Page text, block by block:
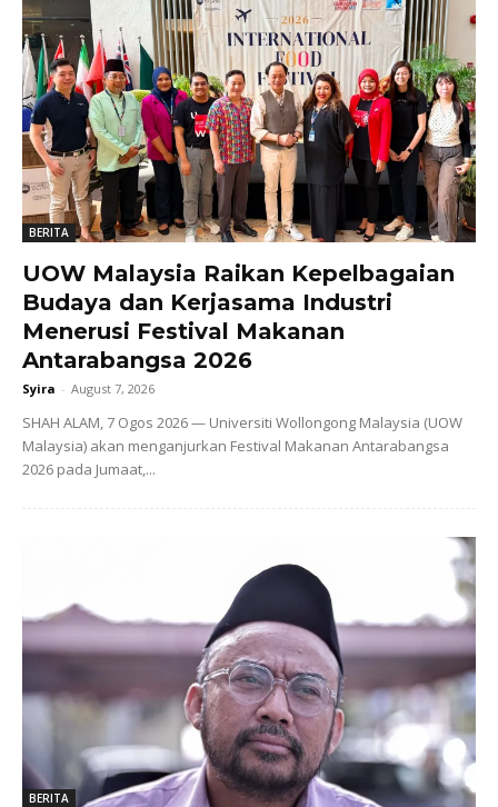
BERITA
UOW Malaysia Raikan Kepelbagaian
Budaya dan Kerjasama Industri
Menerusi Festival Makanan
Antarabangsa 2026
Syira - August 7, 2026
SHAH ALAM, 7 Ogos 2026 — Universiti Wollongong Malaysia (UOW
Malaysia) akan menganjurkan Festival Makanan Antarabangsa
2026 pada Jumaat,...
BERITA